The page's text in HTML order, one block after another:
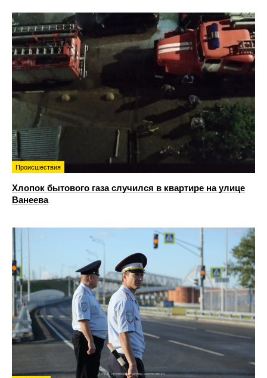
Происшествия
Хлопок бытового газа случился в квартире на улице
Ванеева